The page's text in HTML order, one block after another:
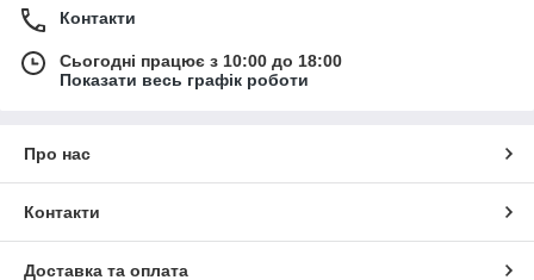
Контакти
Сьогодні працює з 10:00 до 18:00
Показати весь графік роботи
Про нас
Контакти
Доставка та оплата